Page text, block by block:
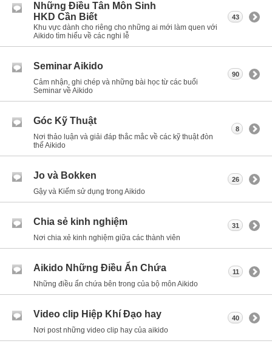
Những Điều Tân Môn Sinh
HKD Cần Biết
Khu vực dành cho riêng cho những ai mới làm quen với
Aikido tìm hiểu về các nghi lễ
43
Seminar Aikido
Cảm nhận, ghi chép và những bài học từ các buổi
Seminar về Aikido
90
Góc Kỹ Thuật
Nơi thảo luận và giải đáp thắc mắc về các kỹ thuật đòn
thế Aikido
8
Jo và Bokken
Gậy và Kiếm sử dụng trong Aikido
26
Chia sẻ kinh nghiệm
Nơi chia xẻ kinh nghiệm giữa các thành viên
31
Aikido Những Điều Ẩn Chứa
Những điều ẩn chứa bên trong của bộ môn Aikido
11
Video clip Hiệp Khí Đạo hay
Nơi post những video clip hay của aikido
40